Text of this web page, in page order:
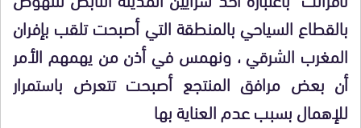
بالقطاع السياحي بالمنطقة التي أصبحت تلقب بإفران
المغرب الشرقي ، ونهمس في أذن من يهمهم الأمر
أن بعض مرافق المنتجع أصبحت تتعرض باستمرار
للإهمال بسبب عدم العناية بها